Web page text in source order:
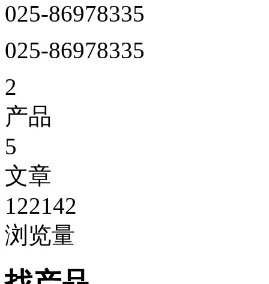
025-86978335
025-86978335
2
产品
5
文章
122142
浏览量